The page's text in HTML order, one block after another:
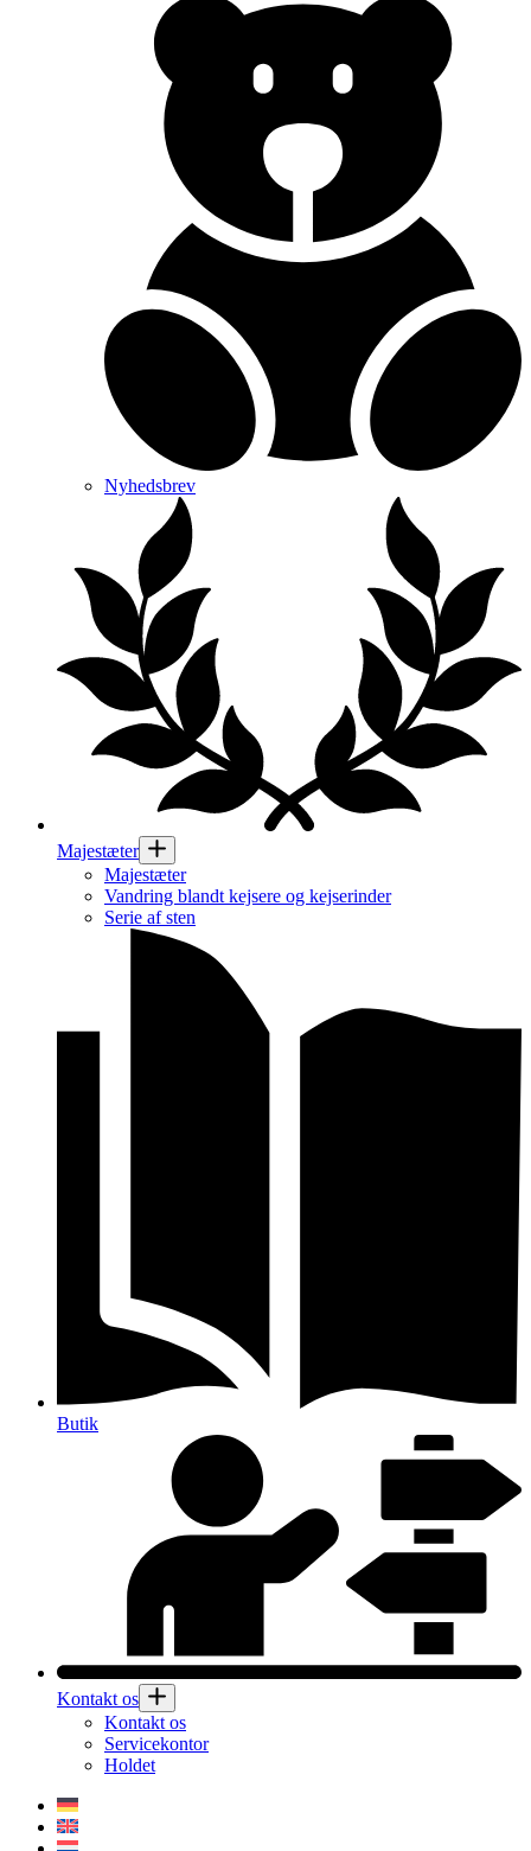
Nyhedsbrev
Majestæter
Majestæter
Vandring blandt kejsere og kejserinder
Serie af sten
Butik
Kontakt os
Kontakt os
Servicekontor
Holdet